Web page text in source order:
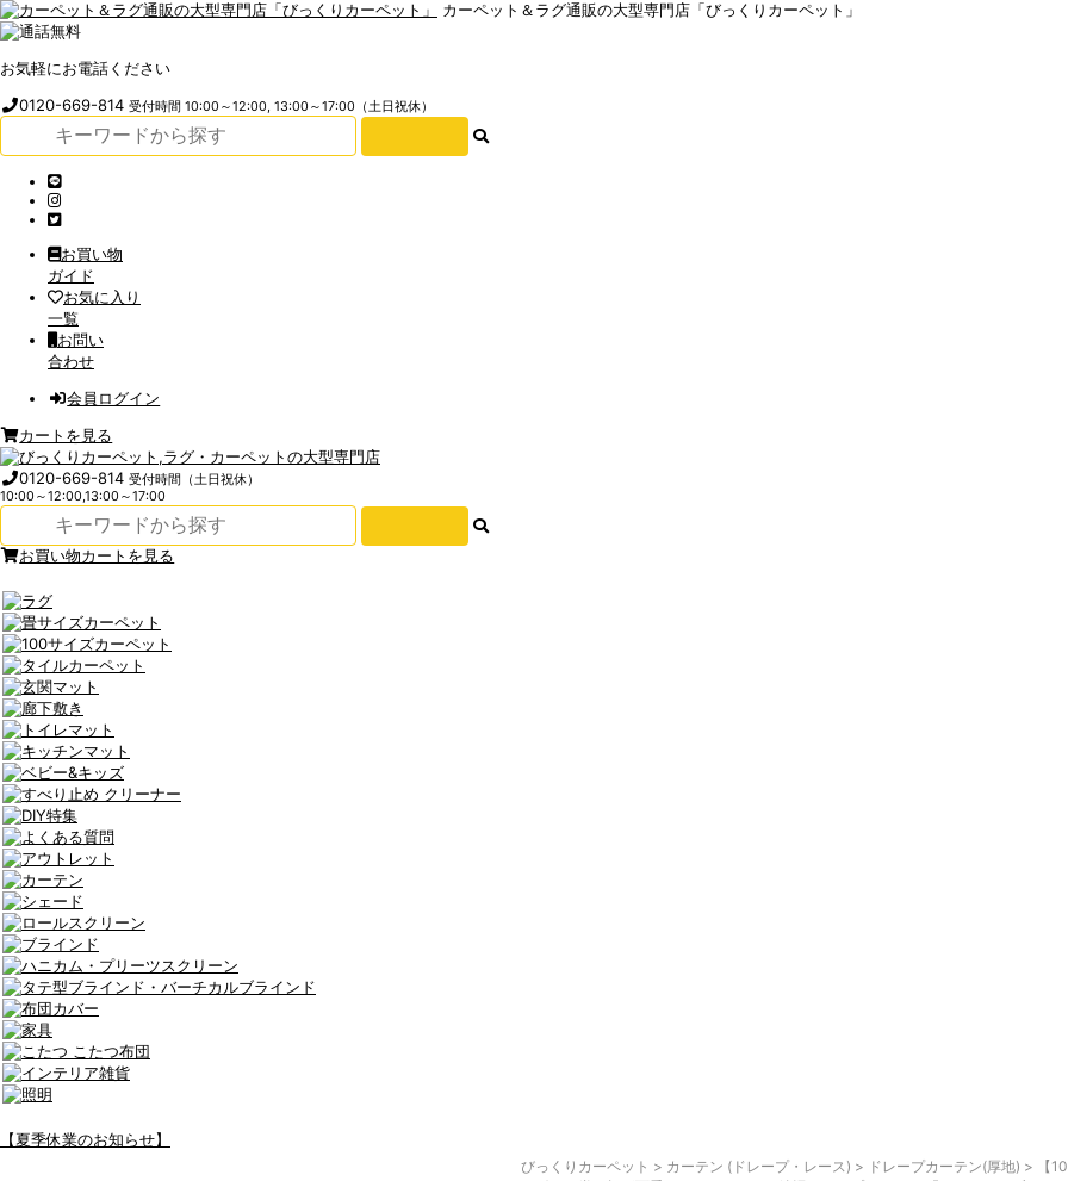
カーペット＆ラグ通販の大型専門店「びっくりカーペット」
お気軽にお電話ください
0120-669-814受付時間 10:00～12:00, 13:00～17:00（土日祝休）
お買い物
ガイド
お気に入り
一覧
お問い
合わせ
会員ログイン
カートを見る
0120-669-814受付時間（土日祝休）
10:00～12:00,13:00～17:00
お買い物カートを見る
【夏季休業のお知らせ】
びっくりカーペット > カーテン (ドレープ・レース) > ドレープカーテン(厚地) >
【